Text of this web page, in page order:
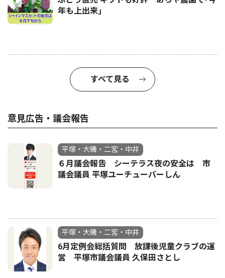
年も上出来｣
すべて見る
意見広告・議会報告
平塚・大磯・二宮・中井
６月議会報告 シーテラス夜の安全は 市
議会議員 平塚ユーチューバーしん
平塚・大磯・二宮・中井
6月定例会総括質問 放課後児童クラブの運
営 平塚市議会議員 久保田さとし